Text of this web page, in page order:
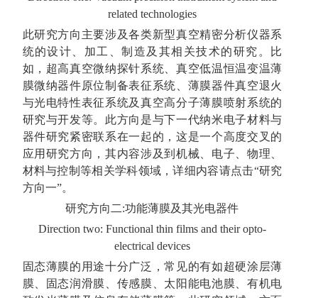
related technologies
此研究方向主要涉及各类新型真空精密分析仪器系
统的设计、加工、制造及其相关技术的研究。比
如，超高真空微纳探针系统、真空低温恒温变温薄
膜微纳器件原位制备表征系统、薄膜器件真空退火
与光电特性表征系统及真空高分子薄膜喷射系统的
研究与开发等。此方向是与下一代纳米电子材料与
器件研究紧密联系在一起的，这是一个高度交叉的
应用研究方向，其内容涉及到机械、电子、物理、
材料与控制等相关学科领域，详细内容请点击“研究
方向一”。
研究方向二:功能薄膜及其光电器件
Direction two: Functional thin films and their opto-
electrical devices
固态薄膜的用途十分广泛，常见的有如超硬涂层薄
膜、固态润滑膜、传感膜、太阳能电池膜、有机电